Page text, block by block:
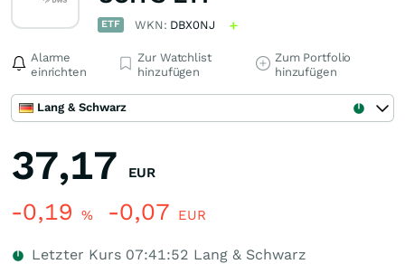
ETF WKN: DBX0NJ
Alarme
einrichten
Zur Watchlist
hinzufügen
Zum Portfolio
hinzufügen
Lang & Schwarz
37,17 EUR
-0,19 % -0,07 EUR
Letzter Kurs 07:41:52 Lang & Schwarz